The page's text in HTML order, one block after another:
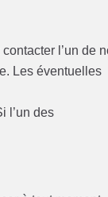
l’un de
Les éventuelles
l’un des